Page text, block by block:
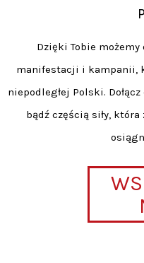
Dzięki Tobie
manifestacji i kampanii,
niepodległej Polski.
bądź częścią siły,